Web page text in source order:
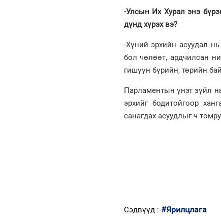
-Улсын Их Хурал энэ
дүнд хүрэх вэ?
-Хүний эрхийн асуудал
бол чөлөөт, ардчилсан
гишүүн бүрийн, төрийн
Парламентын үнэт зүйл
эрхийг бодитойгоор
санагдах асуудлыг ч
Сэдвүүд : #Ярилцлага